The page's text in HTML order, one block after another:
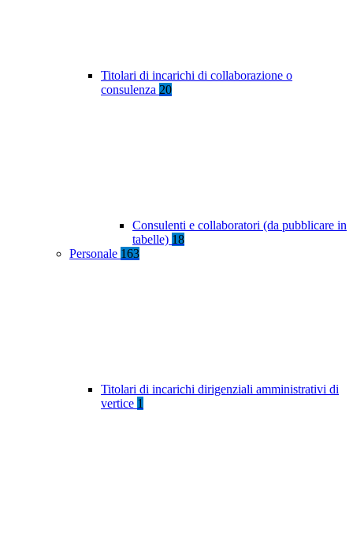
Titolari di incarichi di collaborazione o
consulenza 20
Consulenti e collaboratori (da pubblicare in
tabelle) 18
Personale 163
Titolari di incarichi dirigenziali amministrativi di
vertice 1